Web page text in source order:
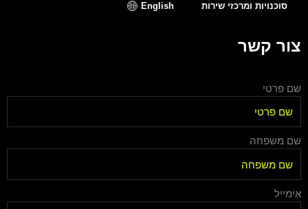
סוכנויות ומרכזי שירות English
צור קשר
שם פרטי
שם משפחה
אימייל